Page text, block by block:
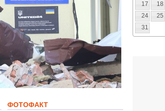
ФОТОФАКТ
17
18
24
25
31